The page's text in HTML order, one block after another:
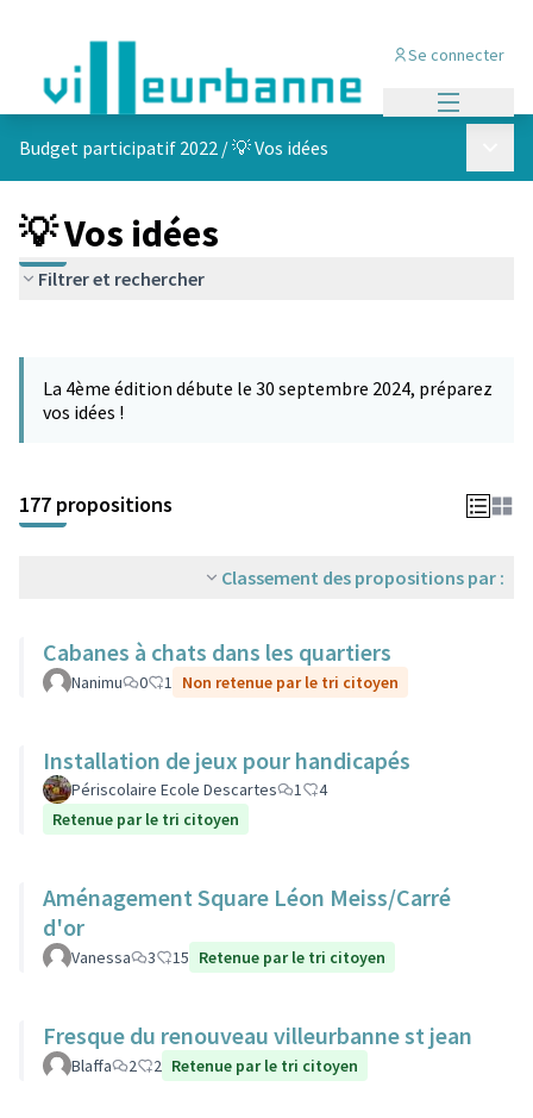
Se connecter
Budget participatif 2022 /💡 Vos idées
💡 Vos idées
Filtrer et rechercher
−
La 4ème édition débute le 30 septembre 2024, préparez
vos idées !
177 propositions
Classement des propositions par :
Cabanes à chats dans les quartiers
Nanimu 0 1 Non retenue par le tri citoyen
Installation de jeux pour handicapés
Périscolaire Ecole Descartes 1
4
Retenue par le tri citoyen
Aménagement Square Léon Meiss/Carré
d'or
Vanessa 3 15 Retenue par le tri citoyen
Fresque du renouveau villeurbanne st jean
Blaffa 2 2 Retenue par le tri citoyen